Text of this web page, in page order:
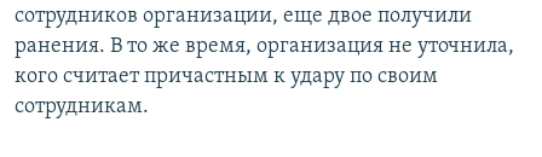
сотрудников организации, еще двое получили
ранения. В то же время, организация не уточнила,
кого считает причастным к удару по своим
сотрудникам.